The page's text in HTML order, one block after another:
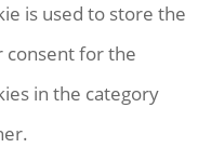
is used to store the
consent for the
in the category